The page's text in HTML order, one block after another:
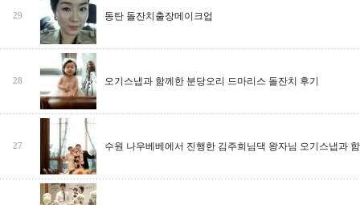
29 동탄 돌잔치출장메이크업
28 오기스냅과 함께한 분당오리 드마리스 돌잔치 후기
27 수원 나우베베에서 진행한 김주희님댁 왕자님 오기스냅과